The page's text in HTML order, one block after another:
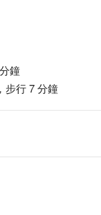
鐘
步行 7 分鐘